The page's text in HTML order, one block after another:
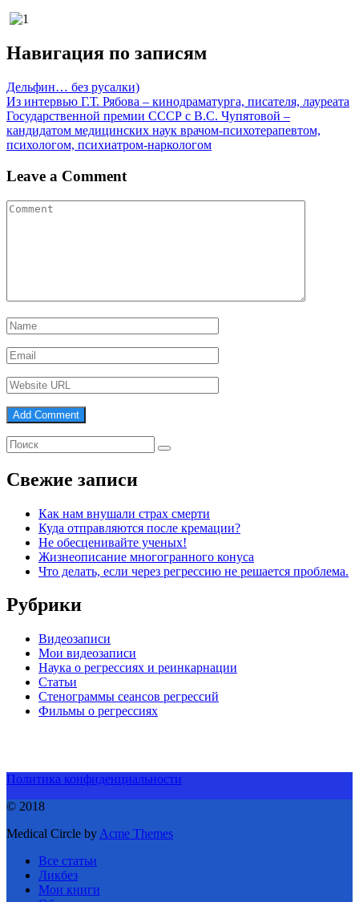
Навигация по записям
Дельфин… без русалки)
Из интервью Г.Т. Рябова – кинодраматурга, писателя, лауреата
Государственной премии СССР с В.С. Чупятовой –
кандидатом медицинских наук врачом-психотерапевтом,
психологом, психиатром-наркологом
Leave a Comment
Свежие записи
Как нам внушали страх смерти
Куда отправляются после кремации?
Не обесценивайте ученых!
Жизнеописание многогранного конуса
Что делать, если через регрессию не решается проблема.
Рубрики
Видеозаписи
Мои видеозаписи
Наука о регрессиях и реинкарнации
Статьи
Стенограммы сеансов регрессий
Фильмы о регрессиях
Политика конфиденциальности
© 2018
Medical Circle by Acme Themes
Все статьи
Ликбез
Мои книги